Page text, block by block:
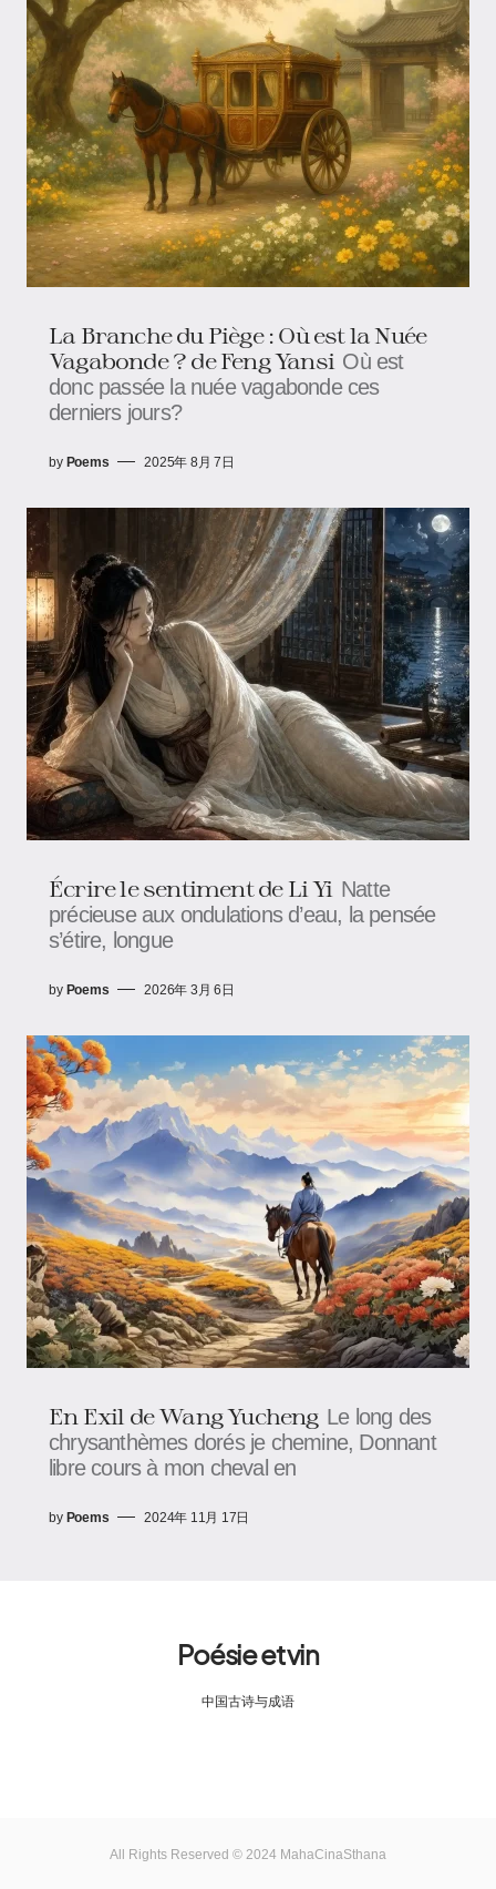
La Branche du Piège : Où est la Nuée
Vagabonde ? de Feng Yansi Où est
donc passée la nuée vagabonde ces
derniers jours?
by Poems 2025年 8月 7日
Écrire le sentiment de Li Yi Natte
précieuse aux ondulations d’eau, la pensée
s’étire, longue
by Poems 2026年 3月 6日
En Exil de Wang Yucheng Le long des
chrysanthèmes dorés je chemine, Donnant
libre cours à mon cheval en
by Poems 2024年 11月 17日
Poésie et vin
中国古诗与成语
All Rights Reserved © 2024 MahaCinaSthana